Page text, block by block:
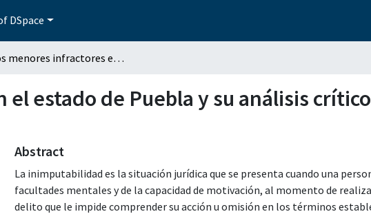
DSpace
Los menores infractores en el estado de Puebla y su análisis crítico a la Inimputabilidad
estado de Puebla y su análisis
Abstract
La inimputabilidad es la situación jurídica que se presenta cuando una
facultades mentales y de la capacidad de motivación, al momento de
delito que le impide comprender su acción u omisión en los términos